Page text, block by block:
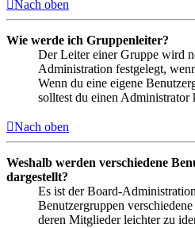
Nach oben
Wie werde ich Gruppenleiter?
Der Leiter einer Gruppe wird
Administration festgelegt,
Wenn du eine eigene
solltest du einen Administrator
Nach oben
Weshalb werden verschiedene
dargestellt?
Es ist der Board-
Benutzergruppen
deren Mitglieder leichter zu